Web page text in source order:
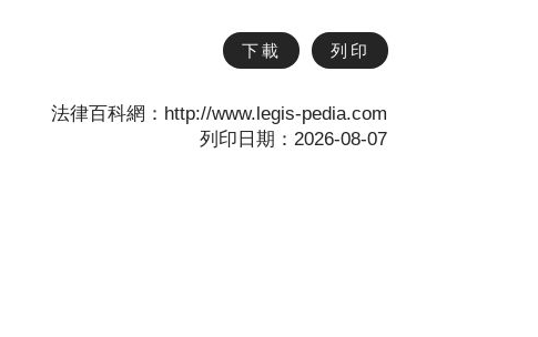
下載 列印
法律百科網：http://www.legis-pedia.com
列印日期：2026-08-07